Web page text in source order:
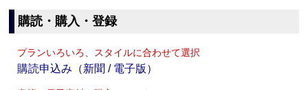
購読・購入・登録
プランいろいろ、スタイルに合わせて選択
購読申込み（新聞 / 電子版）